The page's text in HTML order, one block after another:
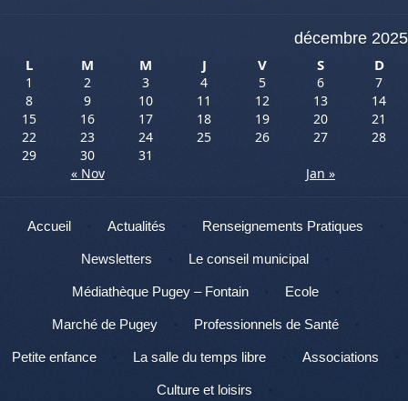
décembre 2025
L
M M J V S D
1 2 3 4 5 6
7
8
9 10 11 12 13
14
15
16 17 18 19 20
21
22
23 24 25 26 27
28
29
30
31
« Nov
Jan »
Menu
Aller au contenu
Accueil Actualités Renseignements Pratiques
Newsletters Le conseil municipal
Médiathèque Pugey – Fontain Ecole
Marché de Pugey Professionnels de Santé
Petite enfance La salle du temps libre Associations
Culture et loisirs